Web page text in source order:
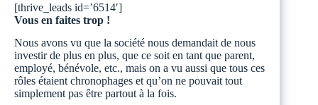
[thrive_leads id=’6514′]
Vous en faites trop !
Nous avons vu que la société nous demandait de nous
investir de plus en plus, que ce soit en tant que parent,
employé, bénévole, etc., mais on a vu aussi que tous ces
rôles étaient chronophages et qu’on ne pouvait tout
simplement pas être partout à la fois.